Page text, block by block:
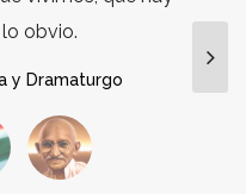
obvio.
y Dramaturgo